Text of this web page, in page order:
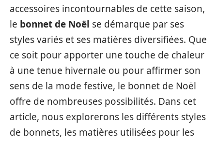
accessoires incontournables de cette saison,
le bonnet de Noël se démarque par ses
styles variés et ses matières diversifiées. Que
ce soit pour apporter une touche de chaleur
à une tenue hivernale ou pour affirmer son
sens de la mode festive, le bonnet de Noël
offre de nombreuses possibilités. Dans cet
article, nous explorerons les différents styles
de bonnets, les matières utilisées pour les